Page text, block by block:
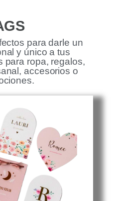
para darle un
y único a tus
para ropa, regalos,
accesorios o